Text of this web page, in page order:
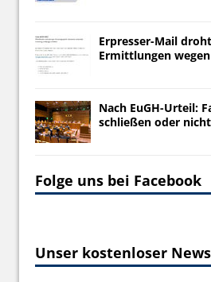
Erpresser-Mail
Ermittlungen
Nach EuGH-Urteil:
schließen oder
Folge uns bei Facebook
Unser kostenloser